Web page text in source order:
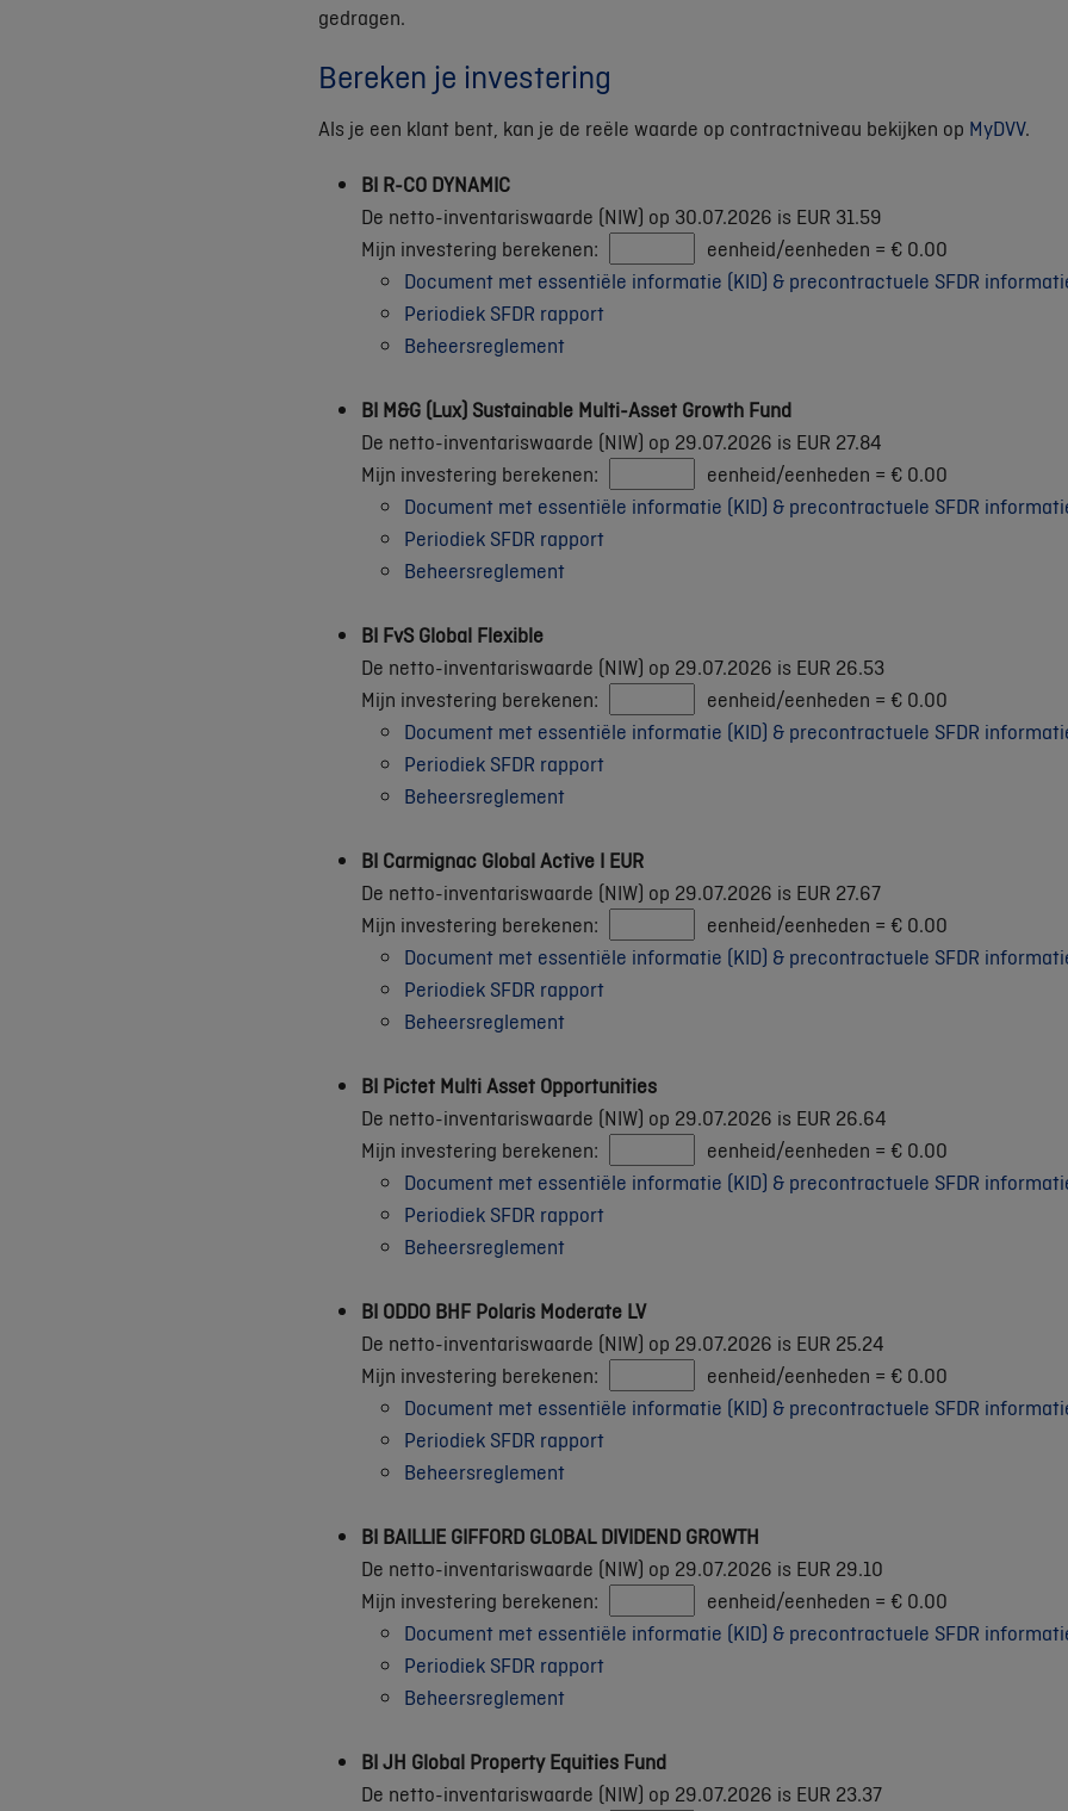
gedragen.
Bereken je investering
Als je een klant bent, kan je de reële waarde op contractniveau bekijken op MyDVV.
BI R-CO DYNAMIC
De netto-inventariswaarde (NIW) op 30.07.2026 is EUR 31.59
Mijn investering berekenen:
eenheid/eenheden = € 0.00
Document met essentiële informatie (KID) & precontractuele SFDR
Periodiek SFDR rapport
Beheersreglement
BI M&G (Lux) Sustainable Multi-Asset Growth Fund
De netto-inventariswaarde (NIW) op 29.07.2026 is EUR 27.84
Mijn investering berekenen:
eenheid/eenheden = € 0.00
Document met essentiële informatie (KID) & precontractuele SFDR
Periodiek SFDR rapport
Beheersreglement
BI FvS Global Flexible
De netto-inventariswaarde (NIW) op 29.07.2026 is EUR 26.53
Mijn investering berekenen:
eenheid/eenheden = € 0.00
Document met essentiële informatie (KID) & precontractuele SFDR
Periodiek SFDR rapport
Beheersreglement
BI Carmignac Global Active I EUR
De netto-inventariswaarde (NIW) op 29.07.2026 is EUR 27.67
Mijn investering berekenen:
eenheid/eenheden = € 0.00
Document met essentiële informatie (KID) & precontractuele SFDR
Periodiek SFDR rapport
Beheersreglement
BI Pictet Multi Asset Opportunities
De netto-inventariswaarde (NIW) op 29.07.2026 is EUR 26.64
Mijn investering berekenen:
eenheid/eenheden = € 0.00
Document met essentiële informatie (KID) & precontractuele SFDR
Periodiek SFDR rapport
Beheersreglement
BI ODDO BHF Polaris Moderate LV
De netto-inventariswaarde (NIW) op 29.07.2026 is EUR 25.24
Mijn investering berekenen:
eenheid/eenheden = € 0.00
Document met essentiële informatie (KID) & precontractuele SFDR
Periodiek SFDR rapport
Beheersreglement
BI BAILLIE GIFFORD GLOBAL DIVIDEND GROWTH
De netto-inventariswaarde (NIW) op 29.07.2026 is EUR 29.10
Mijn investering berekenen:
eenheid/eenheden = € 0.00
Document met essentiële informatie (KID) & precontractuele SFDR
Periodiek SFDR rapport
Beheersreglement
BI JH Global Property Equities Fund
De netto-inventariswaarde (NIW) op 29.07.2026 is EUR 23.37